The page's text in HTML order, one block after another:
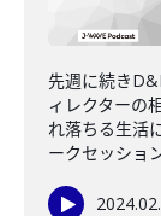
先週に続き
ィレクターの
れ落ちる生活
ークセッショ